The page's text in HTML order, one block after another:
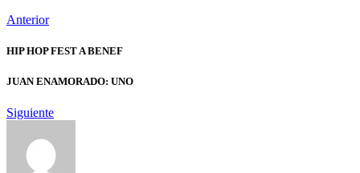
Anterior
HIP HOP FEST A BENEF
JUAN ENAMORADO: UNO
Siguiente